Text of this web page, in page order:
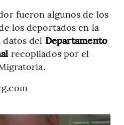
fueron algunos de los
los deportados en la
datos del Departamento
recopilados por el